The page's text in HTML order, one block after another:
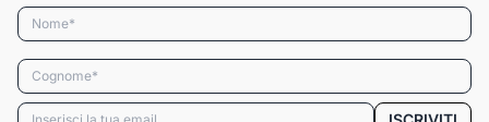
Nome*
Cognome*
Email*